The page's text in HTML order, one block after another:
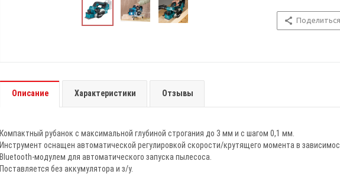
Поделиться
Описание Характеристики Отзывы
Компактный рубанок с максимальной глубиной строгания до 3 мм и с шагом 0,1 мм.
Инструмент оснащен автоматической регулировкой скорости/крутящего момента в
Bluetooth-модулем для автоматического запуска пылесоса.
Поставляется без аккумулятора и з/у.